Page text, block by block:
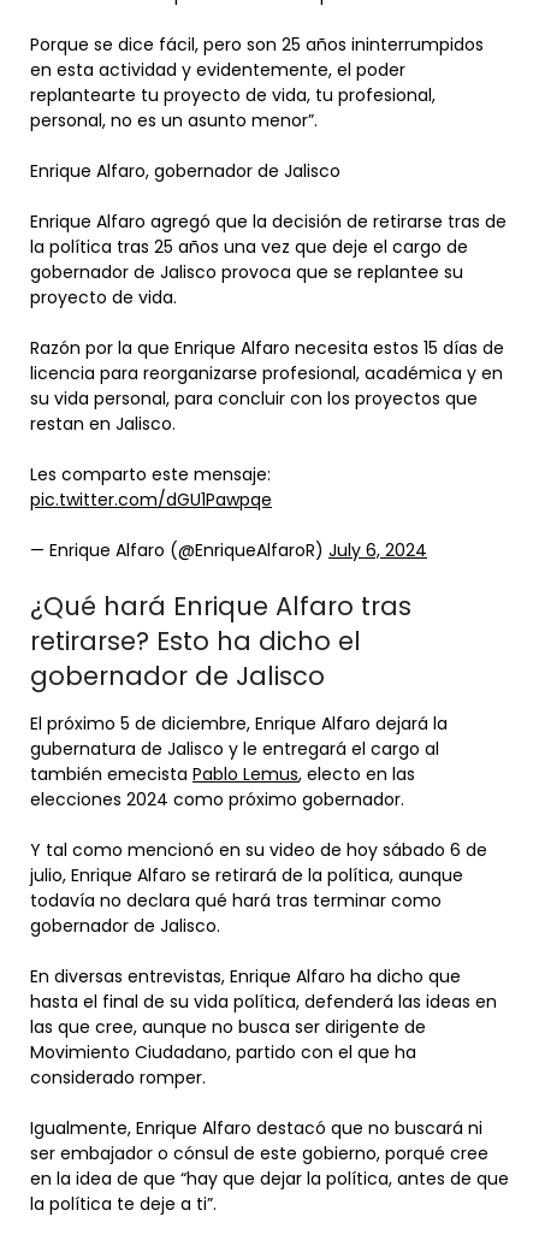
Porque se dice fácil, pero son 25 años ininterrumpidos
en esta actividad y evidentemente, el poder
replantearte tu proyecto de vida, tu profesional,
personal, no es un asunto menor”.
Enrique Alfaro, gobernador de Jalisco
Enrique Alfaro agregó que la decisión de retirarse tras de
la política tras 25 años una vez que deje el cargo de
gobernador de Jalisco provoca que se replantee su
proyecto de vida.
Razón por la que Enrique Alfaro necesita estos 15 días de
licencia para reorganizarse profesional, académica y en
su vida personal, para concluir con los proyectos que
restan en Jalisco.
Les comparto este mensaje:
pic.twitter.com/dGU1Pawpqe
— Enrique Alfaro (@EnriqueAlfaroR) July 6, 2024
¿Qué hará Enrique Alfaro tras
retirarse? Esto ha dicho el
gobernador de Jalisco
El próximo 5 de diciembre, Enrique Alfaro dejará la
gubernatura de Jalisco y le entregará el cargo al
también emecista Pablo Lemus, electo en las
elecciones 2024 como próximo gobernador.
Y tal como mencionó en su video de hoy sábado 6 de
julio, Enrique Alfaro se retirará de la política, aunque
todavía no declara qué hará tras terminar como
gobernador de Jalisco.
En diversas entrevistas, Enrique Alfaro ha dicho que
hasta el final de su vida política, defenderá las ideas en
las que cree, aunque no busca ser dirigente de
Movimiento Ciudadano, partido con el que ha
considerado romper.
Igualmente, Enrique Alfaro destacó que no buscará ni
ser embajador o cónsul de este gobierno, porqué cree
en la idea de que “hay que dejar la política, antes de que
la política te deje a ti”.